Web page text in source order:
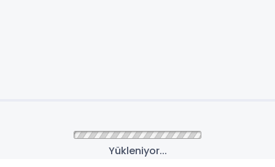
Yükleniyor...